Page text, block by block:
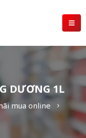
DƯƠNG 1L
mua online